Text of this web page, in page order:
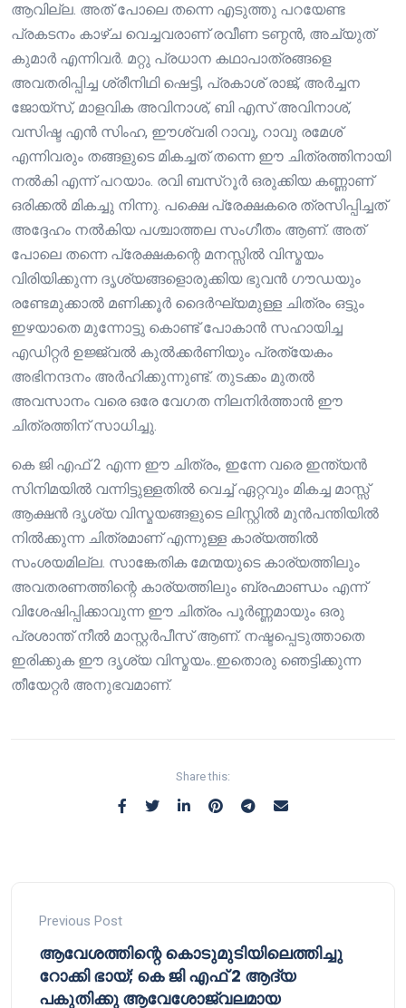
ആവില്ല. അത് പോലെ തന്നെ എടുത്തു പറയേണ്ട
പ്രകടനം കാഴ്ച വെച്ചവരാണ് രവീണ ടണ്ഠൻ, അച്യുത്
കുമാർ എന്നിവർ. മറ്റു പ്രധാന കഥാപാത്രങ്ങളെ
അവതരിപ്പിച്ച ശ്രീനിഥി ഷെട്ടി, പ്രകാശ് രാജ്, അർച്ചന
ജോയ്‌സ്, മാളവിക അവിനാശ്, ബി എസ് അവിനാശ്,
വസിഷ്ട എൻ സിംഹ, ഈശ്വരി റാവു, റാവു രമേശ്
എന്നിവരും തങ്ങളുടെ മികച്ചത് തന്നെ ഈ ചിത്രത്തിനായി
നൽകി എന്ന് പറയാം. രവി ബസ്‌റൂർ ഒരുക്കിയ കണ്ണാണ്
ഒരിക്കൽ മികച്ചു നിന്നു. പക്ഷെ പ്രേക്ഷകരെ ത്രസിപ്പിച്ചത്
അദ്ദേഹം നൽകിയ പശ്ചാത്തല സംഗീതം ആണ്. അത്
പോലെ തന്നെ പ്രേക്ഷകന്റെ മനസ്സിൽ വിസ്മയം
വിരിയിക്കുന്ന ദൃശ്യങ്ങളൊരുക്കിയ ഭുവൻ ഗൗഡയും
രണ്ടേമുക്കാൽ മണിക്കൂർ ദൈർഘ്യമുള്ള ചിത്രം ഒട്ടും
ഇഴയാതെ മുന്നോട്ടു കൊണ്ട് പോകാൻ സഹായിച്ച
എഡിറ്റർ ഉജ്ജ്വൽ കുൽക്കർണിയും പ്രത്യേകം
അഭിനന്ദനം അർഹിക്കുന്നുണ്ട്. തുടക്കം മുതൽ
അവസാനം വരെ ഒരേ വേഗത നിലനിർത്താൻ ഈ
ചിത്രത്തിന് സാധിച്ചു.
കെ ജി എഫ് 2 എന്ന ഈ ചിത്രം, ഇന്നേ വരെ ഇന്ത്യൻ
സിനിമയിൽ വന്നിട്ടുള്ളതിൽ വെച്ച് ഏറ്റവും മികച്ച മാസ്സ്
ആക്ഷൻ ദൃശ്യ വിസ്മയങ്ങളുടെ ലിസ്റ്റിൽ മുൻപന്തിയിൽ
നിൽക്കുന്ന ചിത്രമാണ് എന്നുള്ള കാര്യത്തിൽ
സംശയമില്ല. സാങ്കേതിക മേന്മയുടെ കാര്യത്തിലും
അവതരണത്തിന്റെ കാര്യത്തിലും ബ്രഹ്മാണ്ഡം എന്ന്
വിശേഷിപ്പിക്കാവുന്ന ഈ ചിത്രം പൂർണ്ണമായും ഒരു
പ്രശാന്ത് നീൽ മാസ്റ്റർപീസ് ആണ്. നഷ്ടപ്പെടുത്താതെ
ഇരിക്കുക ഈ ദൃശ്യ വിസ്മയം..ഇതൊരു ഞെട്ടിക്കുന്ന
തീയേറ്റർ അനുഭവമാണ്.
Share this:
Previous Post
ആവേശത്തിന്റെ കൊടുമുടിയിലെത്തിച്ചു
റോക്കി ഭായ്; കെ ജി എഫ് 2 ആദ്യ
പകുതിക്കു ആവേശോജ്വലമായ